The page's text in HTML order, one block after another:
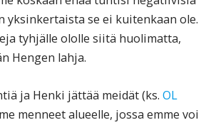
yksinkertaista se ei kuitenkaan ole.
tyhjälle ololle siitä huolimatta,
Hengen lahja.
ja Henki jättää meidät (ks.OL
menneet alueelle, jossa emme voi